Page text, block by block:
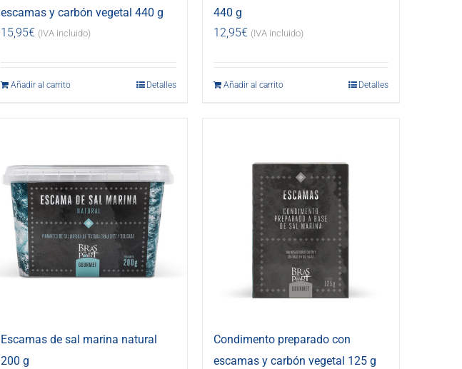
escamas y carbón vegetal 440 g
15,95€ (IVA incluido)
Añadir al carrito Detalles
440 g
12,95€ (IVA incluido)
Añadir al carrito Detalles
Escamas de sal marina natural
200 g
Condimento preparado con
escamas y carbón vegetal 125 g